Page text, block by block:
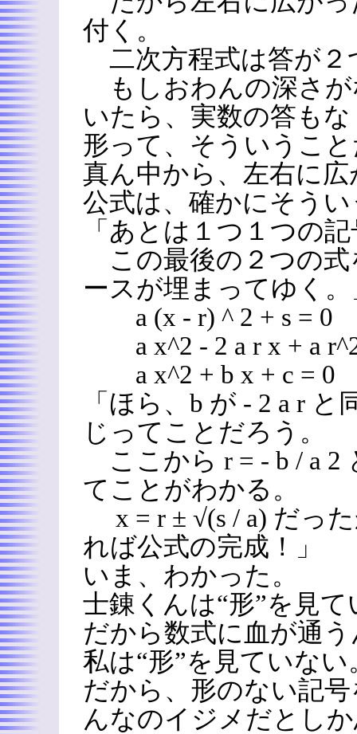
付く。
二次方程式は答が２
もしおわんの深さが
いたら、実数の答も
形って、そういうこ
真ん中から、左右に広
公式は、確かにそう
「あとは１つ１つの
この最後の２つの式
ースが埋まってゆく。
a (x - r) ^ 2 + s = 0
a x^2 - 2 a r x + a
a x^2 + b x + c = 0
「ほら、b が - 2 a r と
じってことだろう。
ここから r = - b / a 2
てことがわかる。
x = r ± √(s / a) だっ
れば公式の完成！」
いま、わかった。
士錬くんは“形”を見て
だから数式に血が通
私は“形”を見ていない
だから、形のない記
んなのイジメだとし